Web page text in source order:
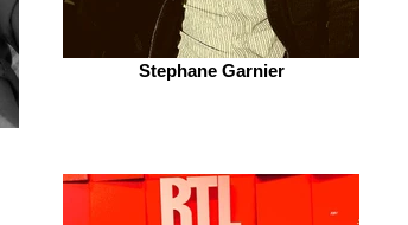
Stephane Garnier